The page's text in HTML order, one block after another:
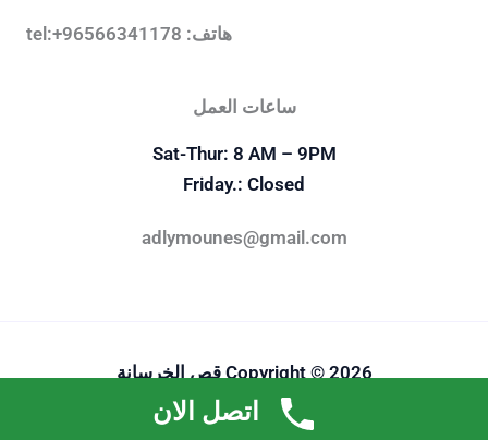
هاتف: tel:+96566341178
ساعات العمل
Sat-Thur: 8 AM – 9PM
Friday.: Closed
adlymounes@gmail.com
Copyright © 2026 قص الخرسانة
اتصل الان